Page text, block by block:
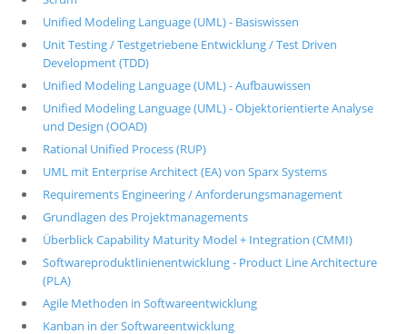
Unified Modeling Language (UML) - Basiswissen
Unit Testing / Testgetriebene Entwicklung / Test Driven
Development (TDD)
Unified Modeling Language (UML) - Aufbauwissen
Unified Modeling Language (UML) - Objektorientierte Analyse
und Design (OOAD)
Rational Unified Process (RUP)
UML mit Enterprise Architect (EA) von Sparx Systems
Requirements Engineering / Anforderungsmanagement
Grundlagen des Projektmanagements
Überblick Capability Maturity Model + Integration (CMMI)
Softwareproduktlinienentwicklung - Product Line Architecture
(PLA)
Agile Methoden in Softwareentwicklung
Kanban in der Softwareentwicklung